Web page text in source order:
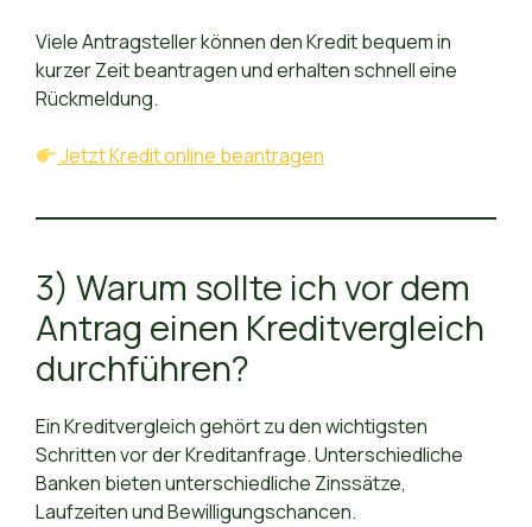
Viele Antragsteller können den Kredit bequem in
kurzer Zeit beantragen und erhalten schnell eine
Rückmeldung.
Jetzt Kredit online beantragen
3) Warum sollte ich vor dem
Antrag einen Kreditvergleich
durchführen?
Ein Kreditvergleich gehört zu den wichtigsten
Schritten vor der Kreditanfrage. Unterschiedliche
Banken bieten unterschiedliche Zinssätze,
Laufzeiten und Bewilligungschancen.